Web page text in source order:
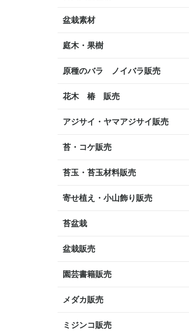
盆栽素材
庭木・果樹
原種のバラ ノイバラ販売
花木 椿 販売
アジサイ・ヤマアジサイ販売
苔・コケ販売
苔玉・苔玉材料販売
寄せ植え・小山飾り販売
苔盆栽
盆栽販売
園芸書籍販売
メダカ販売
ミジンコ販売